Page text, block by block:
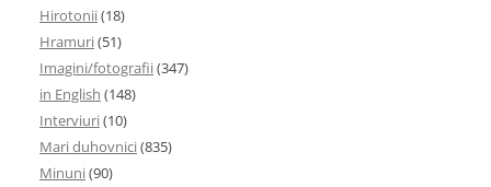
Hirotonii(18)
Hramuri(51)
Imagini/fotografii(347)
in English (148)
Interviuri(10)
Mari duhovnici(835)
Minuni(90)